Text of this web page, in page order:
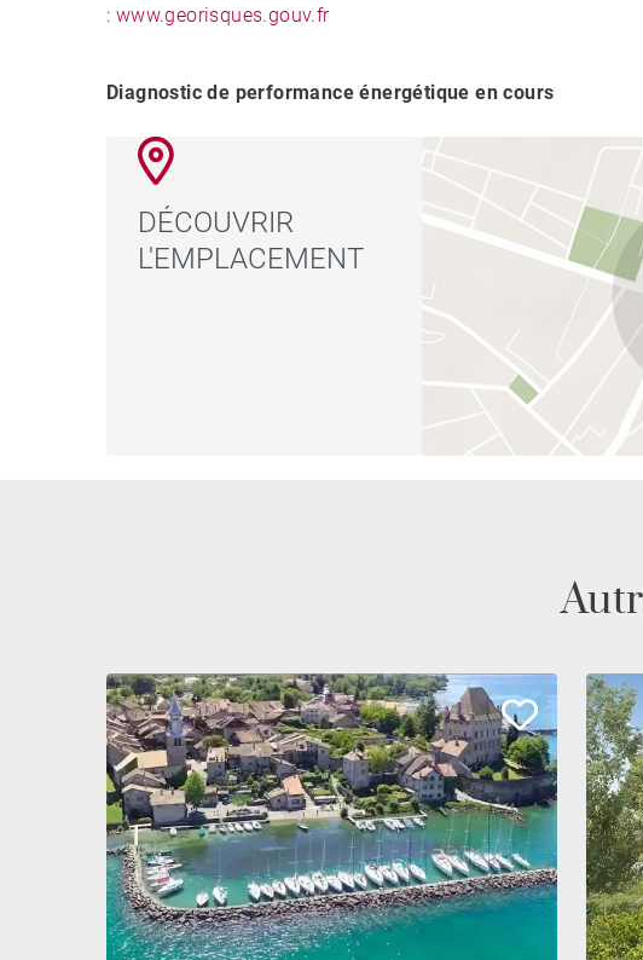
: www.georisques.gouv.fr
Diagnostic de performance énergétique en cours
DÉCOUVRIR
L'EMPLACEMENT